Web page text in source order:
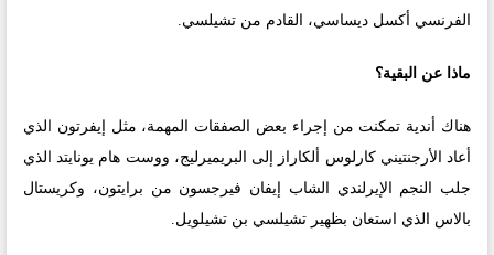
الفرنسي أكسل ديساسي، القادم من تشيلسي.
ماذا عن البقية؟
هناك أندية تمكنت من إجراء بعض الصفقات المهمة، مثل إيفرتون الذي
أعاد الأرجنتيني كارلوس ألكاراز إلى البريميرليج، ووست هام يونايتد الذي
جلب النجم الإيرلندي الشاب إيفان فيرجسون من برايتون، وكريستال
بالاس الذي استعان بظهير تشيلسي بن تشيلويل.